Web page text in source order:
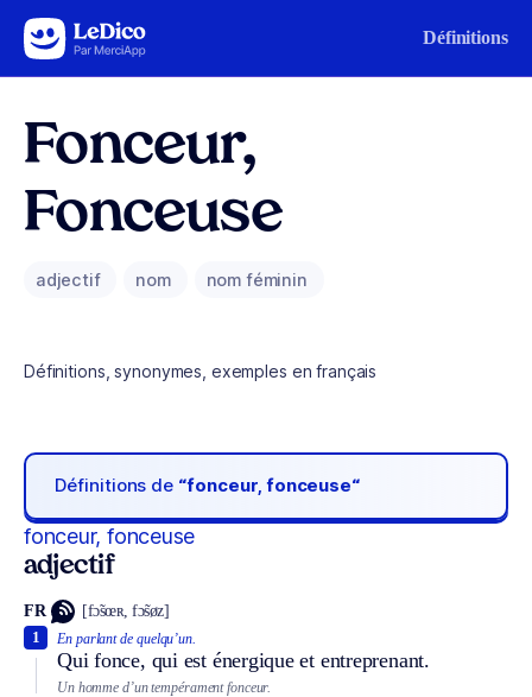
Aller au contenu Définitions
Fonceur,
Fonceuse
adjectif nom nom féminin
Définitions, synonymes, exemples en français
Définitions de “fonceur, fonceuse“
fonceur, fonceuse
adjectif
FR [fɔ̃sœʀ, fɔ̃søz]
En parlant de quelqu’un.
Qui fonce, qui est énergique et entreprenant.
1
Un homme d’un tempérament fonceur.